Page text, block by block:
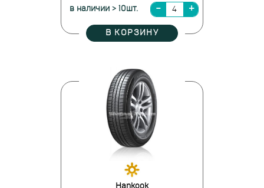
в наличии > 10шт.
В КОРЗИНУ
Hankook